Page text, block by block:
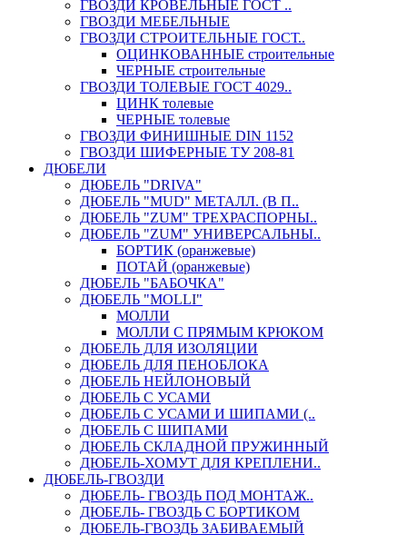
ГВОЗДИ КРОВЕЛЬНЫЕ ГОСТ ..
ГВОЗДИ МЕБЕЛЬНЫЕ
ГВОЗДИ СТРОИТЕЛЬНЫЕ ГОСТ..
ОЦИНКОВАННЫЕ строительные
ЧЕРНЫЕ строительные
ГВОЗДИ ТОЛЕВЫЕ ГОСТ 4029..
ЦИНК толевые
ЧЕРНЫЕ толевые
ГВОЗДИ ФИНИШНЫЕ DIN 1152
ГВОЗДИ ШИФЕРНЫЕ ТУ 208-81
ДЮБЕЛИ
ДЮБЕЛЬ "DRIVA"
ДЮБЕЛЬ "MUD" МЕТАЛЛ. (В П..
ДЮБЕЛЬ "ZUM" ТРЕХРАСПОРНЫ..
ДЮБЕЛЬ "ZUM" УНИВЕРСАЛЬНЫ..
БОРТИК (оранжевые)
ПОТАЙ (оранжевые)
ДЮБЕЛЬ "БАБОЧКА"
ДЮБЕЛЬ "МOLLI"
МОЛЛИ
МОЛЛИ С ПРЯМЫМ КРЮКОМ
ДЮБЕЛЬ ДЛЯ ИЗОЛЯЦИИ
ДЮБЕЛЬ ДЛЯ ПЕНОБЛОКА
ДЮБЕЛЬ НЕЙЛОНОВЫЙ
ДЮБЕЛЬ С УСАМИ
ДЮБЕЛЬ С УСАМИ И ШИПАМИ (..
ДЮБЕЛЬ С ШИПАМИ
ДЮБЕЛЬ СКЛАДНОЙ ПРУЖИННЫЙ
ДЮБЕЛЬ-ХОМУТ ДЛЯ КРЕПЛЕНИ..
ДЮБЕЛЬ-ГВОЗДИ
ДЮБЕЛЬ- ГВОЗДЬ ПОД МОНТАЖ..
ДЮБЕЛЬ- ГВОЗДЬ С БОРТИКОМ
ДЮБЕЛЬ-ГВОЗДЬ ЗАБИВАЕМЫЙ